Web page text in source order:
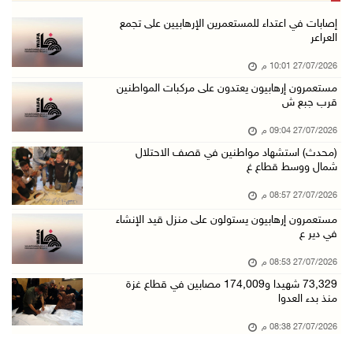
إصابات في اعتداء للمستعمرين الإرهابيين على تجمع
العراعر
27/07/2026 10:01 م
مستعمرون إرهابيون يعتدون على مركبات المواطنين
قرب جبع ش
27/07/2026 09:04 م
(محدث) استشهاد مواطنين في قصف الاحتلال
شمال ووسط قطاع غ
27/07/2026 08:57 م
مستعمرون إرهابيون يستولون على منزل قيد الإنشاء
في دير ع
27/07/2026 08:53 م
73,329 شهيدا و174,009 مصابين في قطاع غزة
منذ بدء العدوا
27/07/2026 08:38 م